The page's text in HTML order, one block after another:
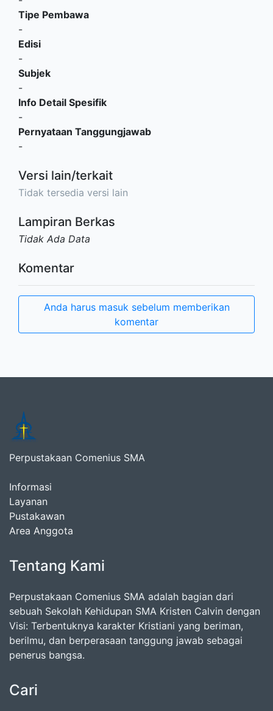
Tipe Pembawa
-
Edisi
-
Subjek
-
Info Detail Spesifik
-
Pernyataan Tanggungjawab
-
Versi lain/terkait
Tidak tersedia versi lain
Lampiran Berkas
Tidak Ada Data
Komentar
Anda harus masuk sebelum memberikan
komentar
Perpustakaan Comenius SMA
Informasi
Layanan
Pustakawan
Area Anggota
Tentang Kami
Perpustakaan Comenius SMA adalah bagian dari
sebuah Sekolah Kehidupan SMA Kristen Calvin dengan
Visi: Terbentuknya karakter Kristiani yang beriman,
berilmu, dan berperasaan tanggung jawab sebagai
penerus bangsa.
Cari